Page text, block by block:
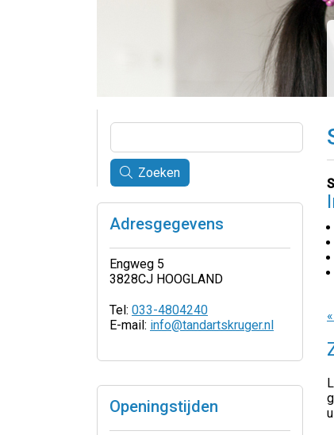
Zoeken
Adresgegevens
Engweg 5
3828CJ HOOGLAND
Tel: 033-4804240
E-mail: info@tandartskruger.nl
Openingstijden